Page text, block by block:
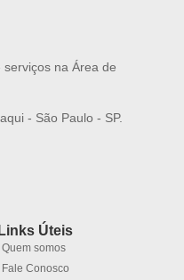
na Área de
- São Paulo - SP.
Links Úteis
Quem somos
Fale Conosco